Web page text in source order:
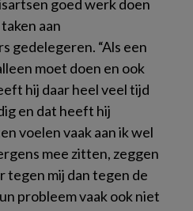
goed werk doen
aan
gedelegeren. “Als een
moet doen en ook
hij daar heel veel tijd
en dat heeft hij
voelen vaak aan ik wel
mee zitten, zeggen
tegen mij dan tegen de
probleem vaak ook niet